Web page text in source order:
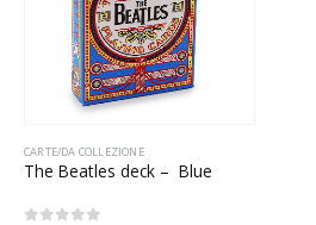
CARTE/DA COLLEZIONE
The Beatles deck – Blue